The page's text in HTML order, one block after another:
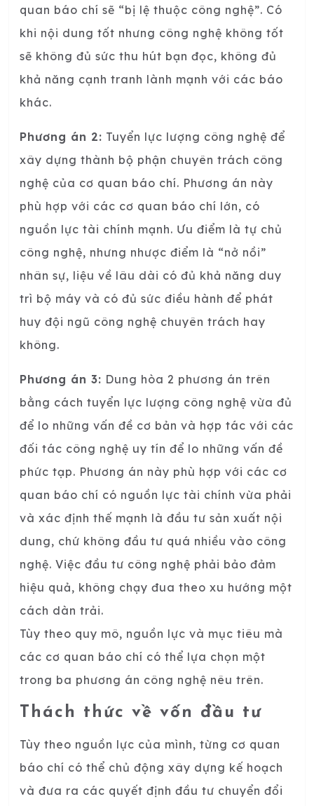
quan báo chí sẽ “bị lệ thuộc công nghệ”. Có
khi nội dung tốt nhưng công nghệ không tốt
sẽ không đủ sức thu hút bạn đọc, không đủ
khả năng cạnh tranh lành mạnh với các báo
khác.
Phương án 2: Tuyển lực lượng công nghệ để
xây dựng thành bộ phận chuyên trách công
nghệ của cơ quan báo chí. Phương án này
phù hợp với các cơ quan báo chí lớn, có
nguồn lực tài chính mạnh. Ưu điểm là tự chủ
công nghệ, nhưng nhược điểm là “nở nồi”
nhân sự, liệu về lâu dài có đủ khả năng duy
trì bộ máy và có đủ sức điều hành để phát
huy đội ngũ công nghệ chuyên trách hay
không.
Phương án 3: Dung hòa 2 phương án trên
bằng cách tuyển lực lượng công nghệ vừa đủ
để lo những vấn đề cơ bản và hợp tác với các
đối tác công nghệ uy tín để lo những vấn đề
phức tạp. Phương án này phù hợp với các cơ
quan báo chí có nguồn lực tài chính vừa phải
và xác định thế mạnh là đầu tư sản xuất nội
dung, chứ không đầu tư quá nhiều vào công
nghệ. Việc đầu tư công nghệ phải bảo đảm
hiệu quả, không chạy đua theo xu hướng một
cách dàn trải.
Tùy theo quy mô, nguồn lực và mục tiêu mà
các cơ quan báo chí có thể lựa chọn một
trong ba phương án công nghệ nêu trên.
Thách thức về vốn đầu tư
Tùy theo nguồn lực của mình, từng cơ quan
báo chí có thể chủ động xây dựng kế hoạch
và đưa ra các quyết định đầu tư chuyển đổi